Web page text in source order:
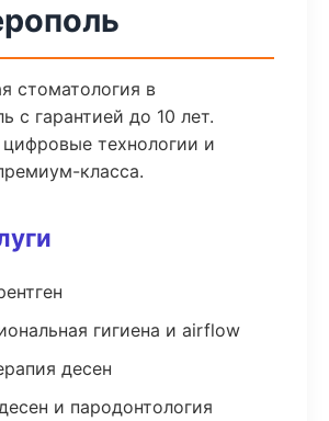
стоматология в
с гарантией до 10 лет.
технологии и
класса.
гигиена и airflow
десен
и пародонтология